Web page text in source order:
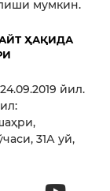
мумкин.
ҲАҚИДА
йил.
31А уй,